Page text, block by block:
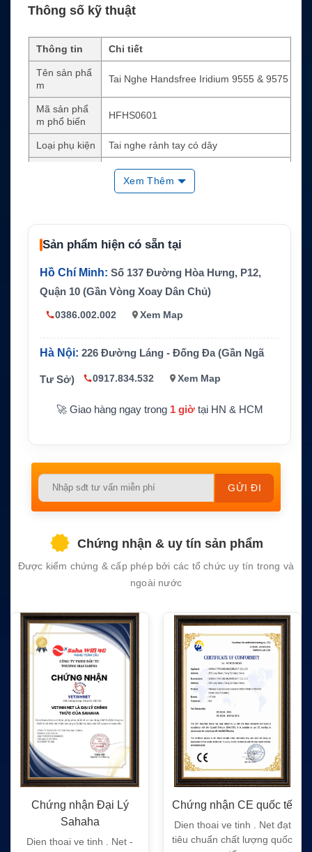
Thông số kỹ thuật
Thông tin Chi tiết
Tên sản phẩ
m
Tai Nghe Handsfree Iridium 9555 & 9575
Mã sản phẩ
m phổ biến
HFHS0601
Loại phụ kiện Tai nghe rảnh tay có dây
Iridium 9555, Iridium Extreme 9575, một
số Iridium 9505A
Thiết kế Earbud có dây rút gọn
Micro Micro tích hợp trên dây
Nút điều khiể
Trả lời hoặc kết thúc cuộc gọi, điều chỉnh
hính
hơn
Không hỗ trợ dữ liệu, fax, modem và khô
ng tăng tín hiệu vệ tinh
Xem Thêm
Sản phẩm hiện có sẵn tại
Hồ Chí Minh: Số 137 Đường Hòa Hưng, P12,
Quận 10 (Gần Vòng Xoay Dân Chủ)
0386.002.002 Xem Map
Hà Nội: 226 Đường Láng - Đống Đa (Gần Ngã
Tư Sở) 0917.834.532 Xem Map
🚀 Giao hàng ngay trong 1 giờtại HN & HCM
Please
empty.
Chứng nhận & uy tín sản phẩm
Được kiểm chứng & cấp phép bởi các tổ chức uy tín trong và
ngoài nước
Chứng nhận Đại Lý
Sahaha
Dien thoai ve tinh . Net -
Chứng nhận CE quốc tế
Dien thoai ve tinh . Net đạt
tiêu chuẩn chất lượng quốc